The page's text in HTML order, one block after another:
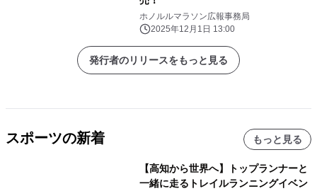
ホノルルマラソン広報事務局
2025年12月1日 13:00
発行者のリリースをもっと見る
スポーツの新着 もっと見る
【高知から世界へ】トップランナーと
一緒に走るトレイルランニングイベン